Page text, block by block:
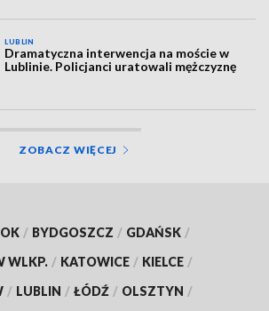
LUBLIN
Dramatyczna interwencja na moście w
Lublinie. Policjanci uratowali mężczyznę
ZOBACZ WIĘCEJ
/ BYDGOSZCZ / GDAŃSK /
WLKP. / KATOWICE / KIELCE /
/ LUBLIN / ŁÓDŹ / OLSZTYN /